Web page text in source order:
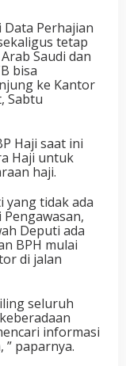
Data Perhajian
tetap
Saudi dan
bisa
ke Kantor
Sabtu
Haji saat ini
Haji untuk
haji.
yang tidak ada
Deputi ada
BPH mulai
di jalan
seluruh
informasi
paparnya.